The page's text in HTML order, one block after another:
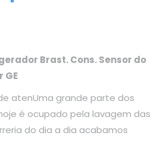
Brast. Cons. Sensor do
GE
atenUma grande parte dos
é ocupado pela lavagem das
do dia a dia acabamos